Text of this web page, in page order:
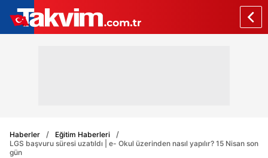
Haberler
Eğitim Haberleri
LGS başvuru süresi uzatıldı | e- Okul üzerinden nasıl yapılır? 15 Nisan son
gün